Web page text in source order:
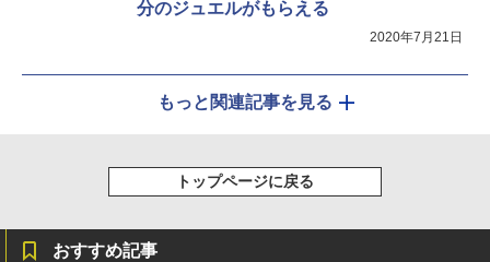
分のジュエルがもらえる
2020年7月21日
もっと関連記事を見る
トップページに戻る
おすすめ記事